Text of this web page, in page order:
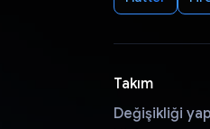
Takım
Değişikliği